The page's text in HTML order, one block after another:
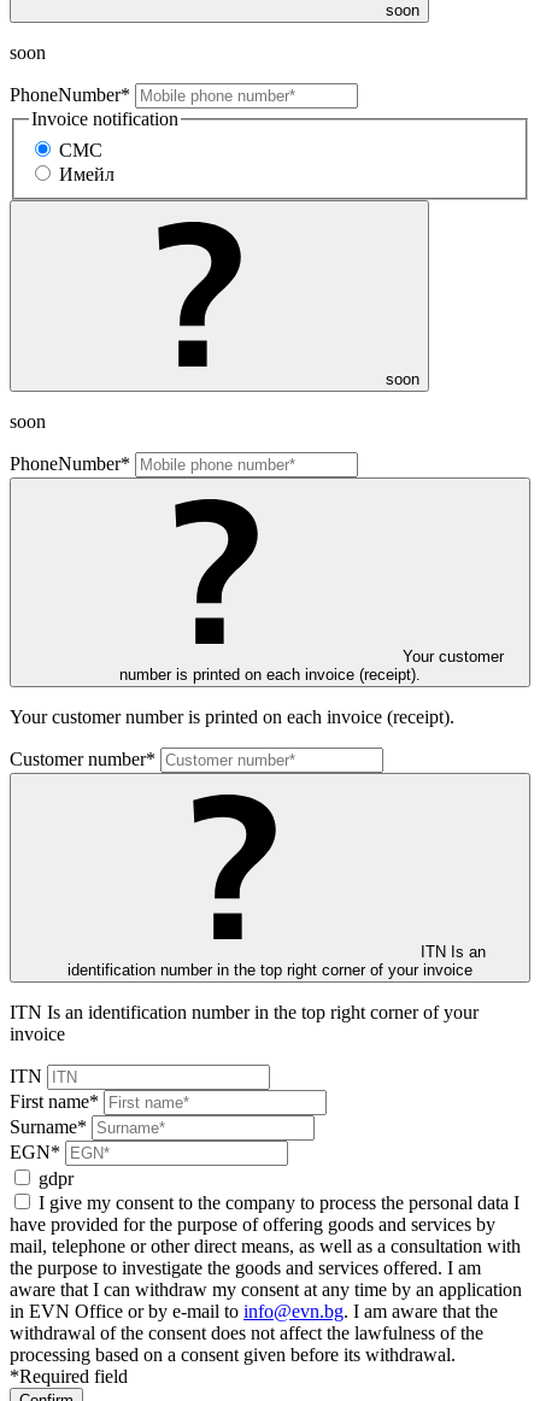
soon
soon
PhoneNumber*
Invoice notification
СМС
Имейл
soon
soon
PhoneNumber*
Your customer
number is printed on each invoice (receipt).
Your customer number is printed on each invoice (receipt).
Customer number*
ITN Is an
identification number in the top right corner of your invoice
ITN Is an identification number in the top right corner of your
invoice
ITN
First name*
Surname*
EGN*
gdpr
I give my consent to the company to process the personal data I
have provided for the purpose of offering goods and services by
mail, telephone or other direct means, as well as a consultation with
the purpose to investigate the goods and services offered. I am
aware that I can withdraw my consent at any time by an application
in EVN Office or by e-mail to info@evn.bg. I am aware that the
withdrawal of the consent does not affect the lawfulness of the
processing based on a consent given before its withdrawal.
*Required field